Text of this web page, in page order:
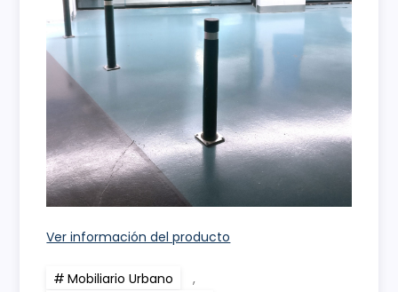
Ver información del producto
Mobiliario Urbano
,